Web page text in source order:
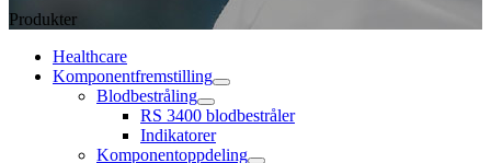
Produkter
Healthcare
Komponentfremstilling
Blodbestråling
RS 3400 blodbestråler
Indikatorer
Komponentoppdeling